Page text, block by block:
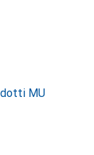
MU